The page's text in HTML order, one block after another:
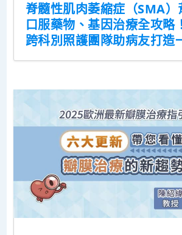
脊髓性肌肉萎縮症（SMA）
口服藥物、基因治療全攻略
跨科別照護團隊助病友打造